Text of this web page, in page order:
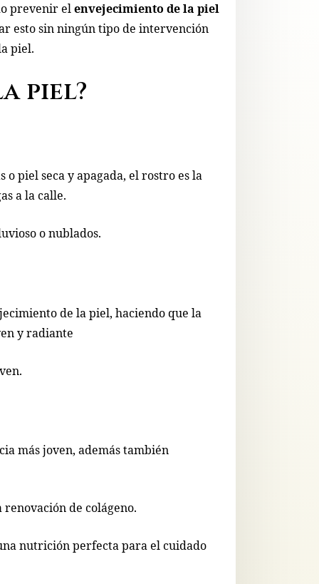
prevenir elenvejecimiento de la piel
esto sin ningún tipo de intervención
piel.
piel?
piel seca y apagada, el rostro es la
a la calle.
o nublados.
de la piel, haciendo que la
y radiante
más joven, además también
de colágeno.
nutrición perfecta para el cuidado